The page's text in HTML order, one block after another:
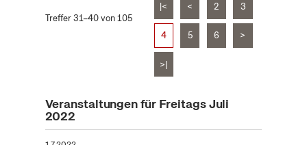
Treffer 31–40 von 105
|< < 2 3
4 5 6 >
>|
Veranstaltungen für Freitags Juli
2022